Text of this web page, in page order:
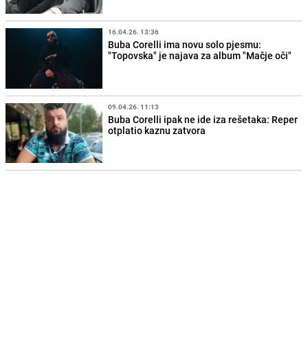
16.04.26. 13:36
Buba Corelli ima novu solo pjesmu:
"Topovska" je najava za album "Mačje oči"
09.04.26. 11:13
Buba Corelli ipak ne ide iza rešetaka: Reper
otplatio kaznu zatvora